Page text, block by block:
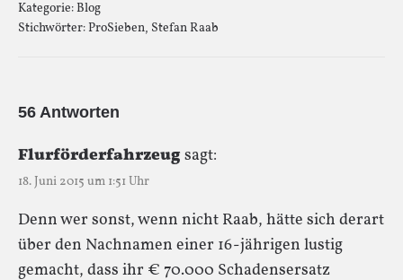
Kategorie:Blog
Stichwörter: ProSieben, Stefan Raab
56 Antworten
Flurförderfahrzeugsagt:
18. Juni 2015 um 1:51 Uhr
Denn wer sonst, wenn nicht Raab, hätte sich derart
über den Nachnamen einer 16-jährigen lustig
gemacht, dass ihr € 70.000 Schadensersatz